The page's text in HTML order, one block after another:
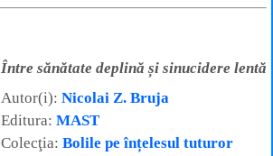
Între sănătate deplină și sinucidere lentă
Autor(i): Nicolai Z. Bruja
Editura: MAST
Colecţia: Bolile pe înțelesul tuturor